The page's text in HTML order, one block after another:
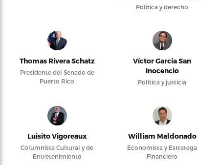
Política y derecho
Thomas Rivera Schatz
Presidente del Senado de
Puerto Rico
Víctor García San
Inocencio
Política y justicia
Luisito Vigoreaux
Columnista Cultural y de
Entretenimiento
William Maldonado
Economista y Estratega
Financiero